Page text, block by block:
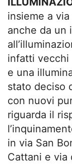
insieme a
anche da un
infatti vecchi
e una
stato deciso
con nuovi
riguarda il
in via San
Cattani e via